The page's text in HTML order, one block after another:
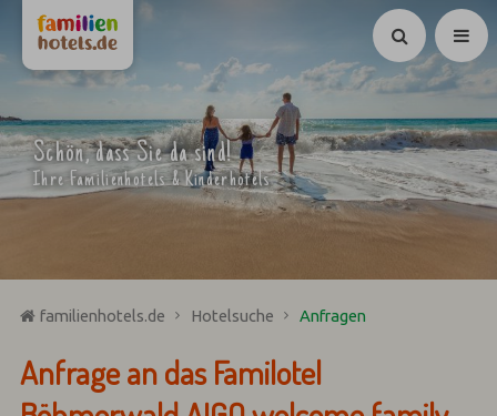
Suchen
Schön, dass Sie da sind!
Ihre Familienhotels & Kinderhotels
familienhotels.de Hotelsuche Anfragen
Anfrage an das Familotel